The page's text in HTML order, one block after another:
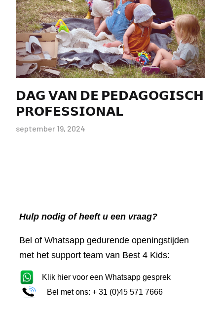
𝗗𝗔𝗚 𝗩𝗔𝗡 𝗗𝗘 𝗣𝗘𝗗𝗔𝗚𝗢𝗚𝗜𝗦𝗖𝗛
𝗣𝗥𝗢𝗙𝗘𝗦𝗦𝗜𝗢𝗡𝗔𝗟
september 19, 2024
Hulp nodig of heeft u een vraag?
Bel of Whatsapp gedurende openingstijden
met het support team van Best 4 Kids:
Klik hier voor een Whatsapp gesprek
Bel met ons: + 31 (0)45 571 7666